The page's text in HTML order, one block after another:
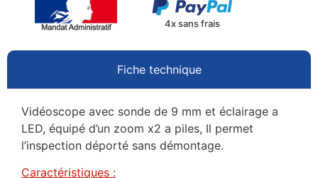
4x sans frais
Fiche technique
Vidéoscope avec sonde de 9 mm et éclairage a
LED, équipé d’un zoom x2 a piles, Il permet
l’inspection déporté sans démontage.
Caractéristiques :